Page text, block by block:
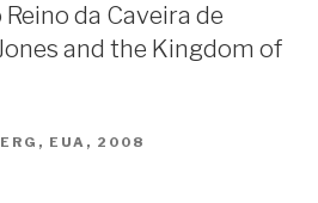
da Caveira de
and the Kingdom of
EUA, 2008